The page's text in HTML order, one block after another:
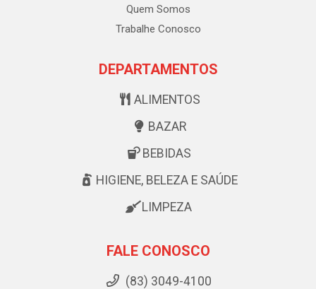
Quem Somos
Trabalhe Conosco
DEPARTAMENTOS
ALIMENTOS
BAZAR
BEBIDAS
HIGIENE, BELEZA E SAÚDE
LIMPEZA
FALE CONOSCO
(83) 3049-4100